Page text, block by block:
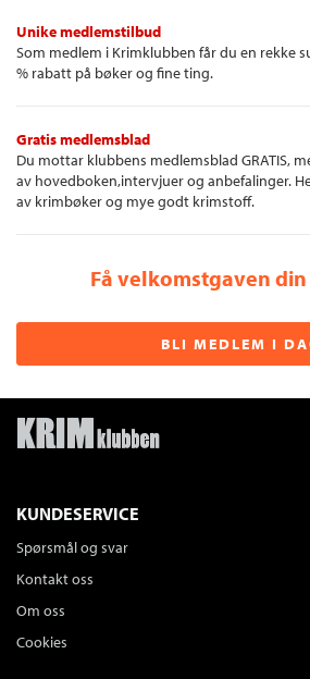
Unike medlemstilbud
Som medlem i Krimklubben får du en rekke
% rabatt på bøker og fine ting.
Gratis medlemsblad
Du mottar klubbens medlemsblad GRATIS,
av hovedboken,intervjuer og anbefalinger.
av krimbøker og mye godt krimstoff.
Få velkomstgaven din
BLI MEDLEM I
KUNDESERVICE
Spørsmål og svar
Kontakt oss
Om oss
Cookies